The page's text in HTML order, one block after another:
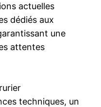
actuelles
dédiés aux
une
attentes
techniques, un